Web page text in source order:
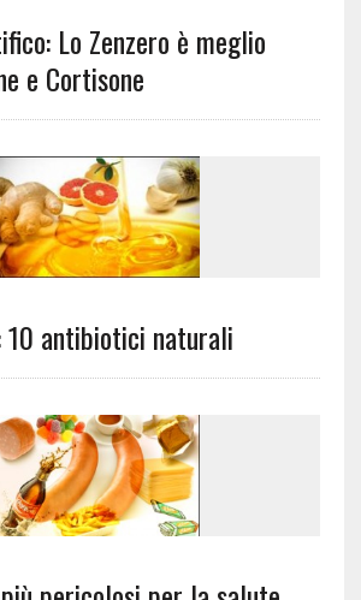
Lo Zenzero è meglio
e Cortisone
antibiotici naturali